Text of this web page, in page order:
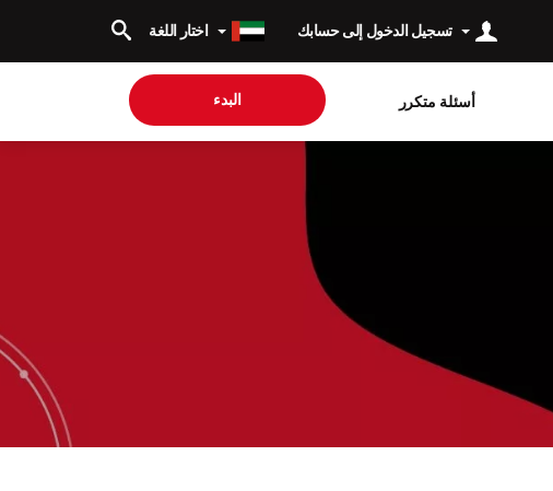
تسجيل الدخول إلى حسابك اختار اللغة
أسئلة متكرر البدء